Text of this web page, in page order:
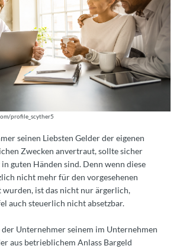
profile_scyther5
seinen Liebsten Gelder der eigenen
Zwecken anvertraut, sollte sicher
in guten Händen sind. Denn wenn diese
nicht mehr für den vorgesehenen
wurden, ist das nicht nur ärgerlich,
auch steuerlich nicht absetzbar.
Unternehmer seinem im Unternehmen
aus betrieblichem Anlass Bargeld